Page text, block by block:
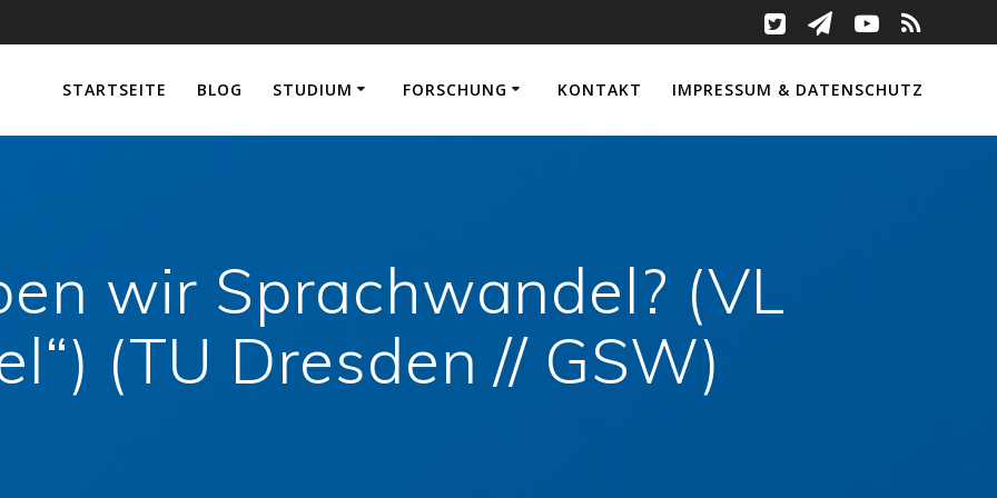
STARTSEITE BLOG STUDIUM FORSCHUNG KONTAKT IMPRESSUM & DATENSCHUTZ
wir Sprachwandel? (VL
(TU Dresden // GSW)